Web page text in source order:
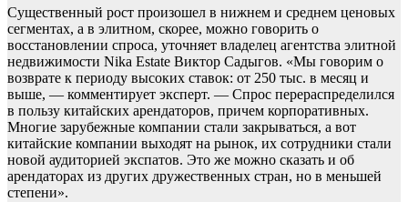
Существенный рост произошел в нижнем и среднем ценовых
сегментах, а в элитном, скорее, можно говорить о
восстановлении спроса, уточняет владелец агентства элитной
недвижимости Nika Estate Виктор Садыгов. «Мы говорим о
возврате к периоду высоких ставок: от 250 тыс. в месяц и
выше, — комментирует эксперт. — Спрос перераспределился
в пользу китайских арендаторов, причем корпоративных.
Многие зарубежные компании стали закрываться, а вот
китайские компании выходят на рынок, их сотрудники стали
новой аудиторией экспатов. Это же можно сказать и об
арендаторах из других дружественных стран, но в меньшей
степени».